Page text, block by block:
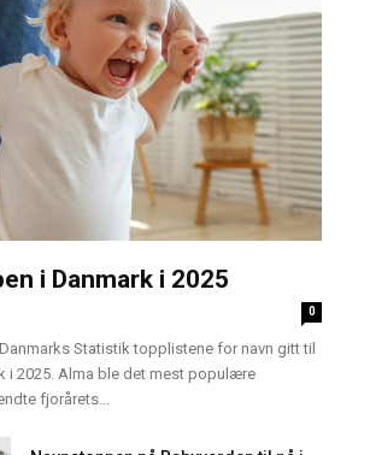
i Danmark i 2025
0
Statistik topplistene for navn gitt til
i 2025. Alma ble det mest populære
fjorårets...